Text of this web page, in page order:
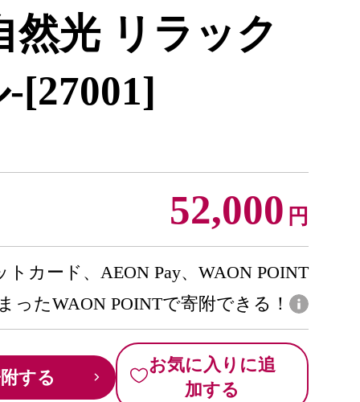
然光 リラック
[27001]
52,000 円
トカード、AEON Pay、WAON POINT
ったWAON POINTで寄附できる！
する
お気に入りに追
加する